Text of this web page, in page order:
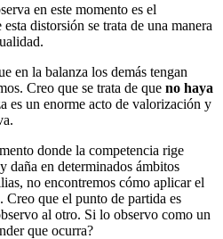
en este momento es el
distorsión se trata de una manera
en la balanza los demás tengan
Creo que se trata de que no haya
es un enorme acto de valorización y
donde la competencia rige
daña en determinados ámbitos
no encontremos cómo aplicar el
que el punto de partida es
al otro. Si lo observo como un
que ocurra?